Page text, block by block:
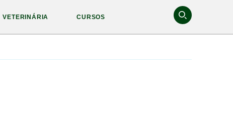
VETERINÁRIA CURSOS